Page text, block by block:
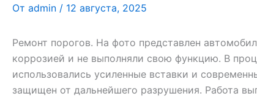
От admin / 12 августа, 2025
Ремонт порогов. На фото представлен
коррозией и не выполняли свою функцию. В
использовались усиленные вставки и
защищен от дальнейшего разрушения. Работа